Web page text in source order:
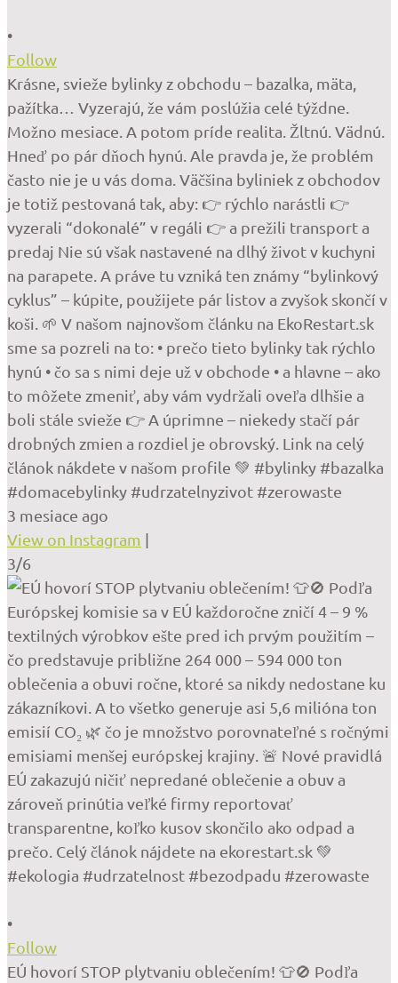
•
Follow
Krásne, svieže bylinky z obchodu – bazalka, mäta,
pažítka… Vyzerajú, že vám poslúžia celé týždne.
Možno mesiace. A potom príde realita. Žltnú. Vädnú.
Hneď po pár dňoch hynú. Ale pravda je, že problém
často nie je u vás doma. Väčšina byliniek z obchodov
je totiž pestovaná tak, aby: 👉 rýchlo narástli 👉
vyzerali “dokonalé” v regáli 👉 a prežili transport a
predaj Nie sú však nastavené na dlhý život v kuchyni
na parapete. A práve tu vzniká ten známy “bylinkový
cyklus” – kúpite, použijete pár listov a zvyšok skončí v
koši. 🌱 V našom najnovšom článku na EkoRestart.sk
sme sa pozreli na to: • prečo tieto bylinky tak rýchlo
hynú • čo sa s nimi deje už v obchode • a hlavne – ako
to môžete zmeniť, aby vám vydržali oveľa dlhšie a
boli stále svieže 👉 A úprimne – niekedy stačí pár
drobných zmien a rozdiel je obrovský. Link na celý
článok nákdete v našom profile 💚 #bylinky #bazalka
#domacebylinky #udrzatelnyzivot #zerowaste
3 mesiace ago
View on Instagram |
3/6
•
Follow
EÚ hovorí STOP plytvaniu oblečením! 👕🚫 Podľa